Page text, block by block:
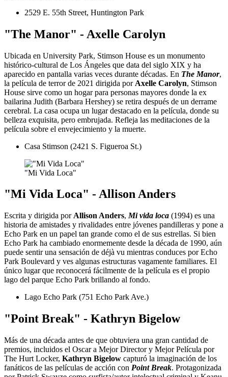
2529 E. 55th Street, Huntington Park
"The Manor" - Axelle Carolyn
Ubicada en University Park, Stimson House es un monumento
histórico-cultural de Los Ángeles que data del siglo XIX y ha
aparecido en pantalla varias veces durante décadas. En The Manor,
la película de terror de 2021 dirigida por Axelle Carolyn, Stimson
House sirve como un hogar para personas mayores donde la ex
bailarina Judith (Barbara Hershey) se retira después de un derrame
cerebral. La casa ocupa un lugar destacado en la película, donde su
belleza exquisita, pero embrujada. Refleja las meditaciones de la
película sobre el envejecimiento y la muerte.
Casa Stimson (2421 S. Figueroa St.)
"Mi Vida Loca"
"Mi Vida Loca" - Allison Anders
Escrita y dirigida por Allison Anders, Mi vida loca (1994) es una
historia de amistades y rivalidades entre jóvenes pandilleras y pone a
Echo Park en un papel tan grande como el de sus estrellas. Si bien
Echo Park ha cambiado enormemente desde la década de 1990, aún
puede sentir una sensación de déjà vu mientras conduces por Echo
Park Boulevard y ves algunas estructuras vagamente familiares. El
único lugar que reconocerá fácilmente de la película es el propio
lago del parque Echo Park brillando al fondo.
Lago Echo Park (751 Echo Park Ave.)
"Point Break" - Kathryn Bigelow
Más de una década antes de que obtuviera una gran cantidad de
premios, incluidos el Oscar a Mejor Director y Mejor Película por
The Hurt Locker, Kathryn Bigelow capturó la imaginación de los
fanáticos de las películas de acción con Point Break. Protagonizada